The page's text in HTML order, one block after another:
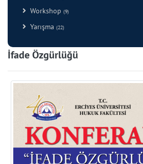
Workshop (9)
Yarışma (22)
İfade Özgürlüğü